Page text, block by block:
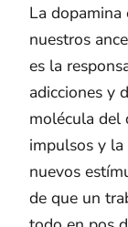
La dopamina
nuestros
es la
adicciones y
molécula del
impulsos y la
nuevos
de que un